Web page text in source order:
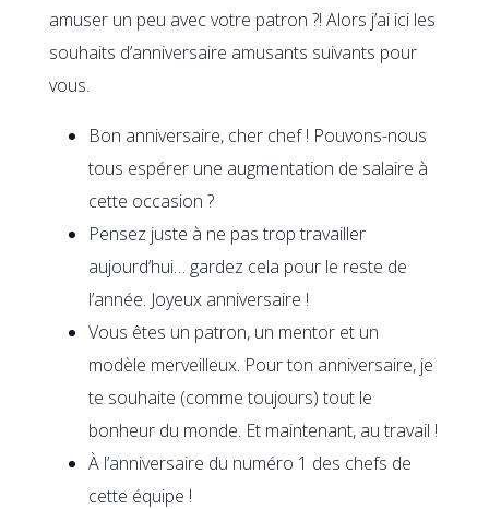
amuser un peu avec votre patron ?! Alors j’ai ici les
souhaits d’anniversaire amusants suivants pour
vous.
Bon anniversaire, cher chef ! Pouvons-nous
tous espérer une augmentation de salaire à
cette occasion ?
Pensez juste à ne pas trop travailler
aujourd’hui… gardez cela pour le reste de
l’année. Joyeux anniversaire !
Vous êtes un patron, un mentor et un
modèle merveilleux. Pour ton anniversaire, je
te souhaite (comme toujours) tout le
bonheur du monde. Et maintenant, au travail !
À l’anniversaire du numéro 1 des chefs de
cette équipe !